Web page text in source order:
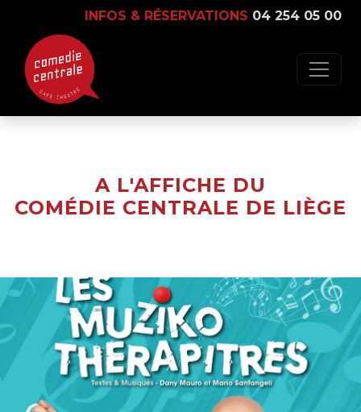
INFOS & RÉSERVATIONS 04 254 05 00
A L'AFFICHE DU
COMÉDIE CENTRALE DE LIÈGE